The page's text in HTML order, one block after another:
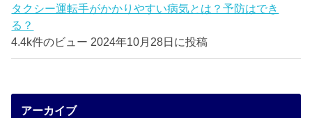
タクシー運転手がかかりやすい病気とは？予防はでき
る？
4.4k件のビュー 2024年10月28日に投稿
アーカイブ